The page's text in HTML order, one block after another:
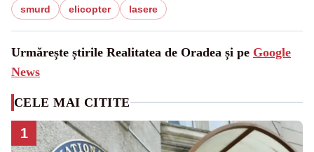
smurd elicopter lasere
Urmărește știrile Realitatea de Oradea și pe Google
News
CELE MAI CITITE
1